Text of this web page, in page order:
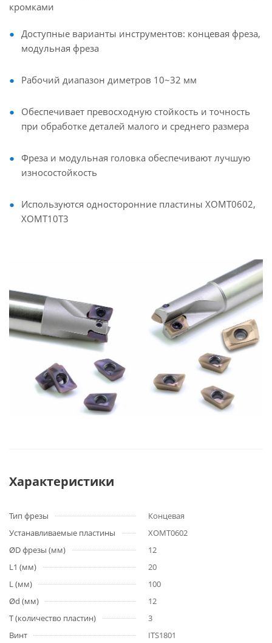
кромками
Доступные варианты инструментов: концевая фреза,
модульная фреза
Рабочий диапазон диметров 10~32 мм
Обеспечивает превосходную стойкость и точность
при обработке деталей малого и среднего размера
Фреза и модульная головка обеспечивают лучшую
износостойкость
Используются односторонние пластины XOMT0602,
XOMT10T3
Характеристики
Тип фрезы
Концевая
Устанавливаемые пластины
XOMT0602
ØD фрезы (мм)
12
L1 (мм)
20
L (мм)
100
Ød (мм)
12
T (количество пластин)
3
Винт
ITS1801